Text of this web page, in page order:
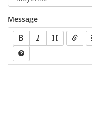
Message